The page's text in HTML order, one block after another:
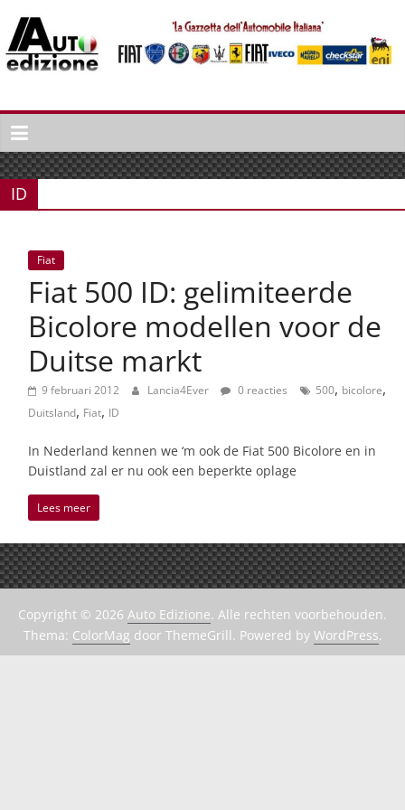
naar
inhoud
Auto
Edizione
La
Gazetta
dell'Automobile
Italiaans
autonieuws
lifestyle
ID
Fiat
Fiat 500 ID: gelimiteerde
Bicolore modellen voor de
Duitse markt
9 februari 2012 Lancia4Ever 0 reacties 500, bicolore,
Duitsland, Fiat, ID
In Nederland kennen we ‘m ook de Fiat 500 Bicolore en in
Duistland zal er nu ook een beperkte oplage
Lees meer
Copyright © 2026 Auto Edizione. Alle rechten voorbehouden.
Thema: ColorMag door ThemeGrill. Powered by WordPress.